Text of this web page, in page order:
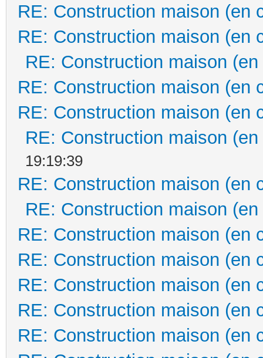
RE: Construction maison (en
RE: Construction maison (en
RE: Construction maison
RE: Construction maison (en
RE: Construction maison (en
RE: Construction maison
19:19:39
RE: Construction maison (en
RE: Construction maison
RE: Construction maison (en
RE: Construction maison (en
RE: Construction maison (en
RE: Construction maison (en
RE: Construction maison (en